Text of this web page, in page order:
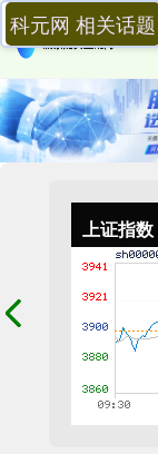
上证指数
科元网 相关话题